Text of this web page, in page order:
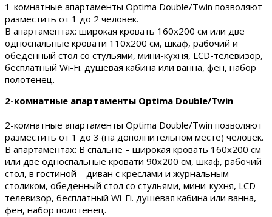
1-комнатные апартаменты Optima Double/Twin позволяют
разместить от 1 до 2 человек.
В апартаментах: широкая кровать 160х200 см или две
односпальные кровати 110х200 см, шкаф, рабочий и
обеденный стол со стульями, мини-кухня, LCD-телевизор,
бесплатный Wi-Fi. душевая кабина или ванна, фен, набор
полотенец.
2-комнатные апартаменты Optima Double/Twin
2-комнатные апартаменты Optima Double/Twin позволяют
разместить от 1 до 3 (на дополнительном месте) человек.
В апартаментах: В спальне – широкая кровать 160х200 см
или две односпальные кровати 90х200 см, шкаф, рабочий
стол, в гостиной – диван с креслами и журнальным
столиком, обеденный стол со стульями, мини-кухня, LCD-
телевизор, бесплатный Wi-Fi. душевая кабина или ванна,
фен, набор полотенец.